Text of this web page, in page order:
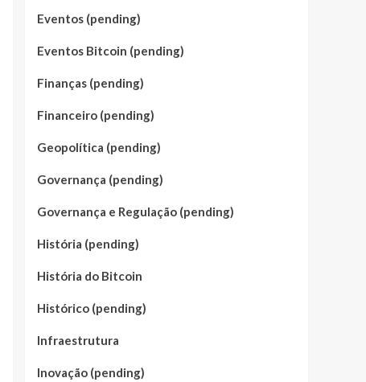
Eventos (pending)
Eventos Bitcoin (pending)
Finanças (pending)
Financeiro (pending)
Geopolítica (pending)
Governança (pending)
Governança e Regulação (pending)
História (pending)
História do Bitcoin
Histórico (pending)
Infraestrutura
Inovação (pending)